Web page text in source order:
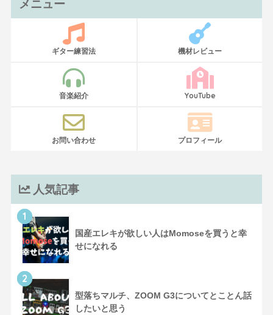
メニュー
ギター練習法 機材レビュー
音楽紹介 YouTube
お問い合わせ プロフィール
人気記事
1
国産エレキが欲しい人はMomoseを買うと幸
せになれる
2
型落ちマルチ、ZOOM G3についてとことん話
したいと思う